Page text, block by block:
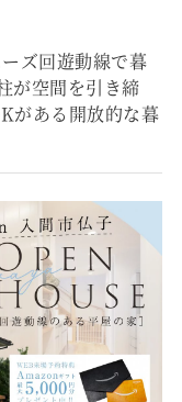
ーズ回遊動線で暮
が空間を引き締
がある開放的な暮